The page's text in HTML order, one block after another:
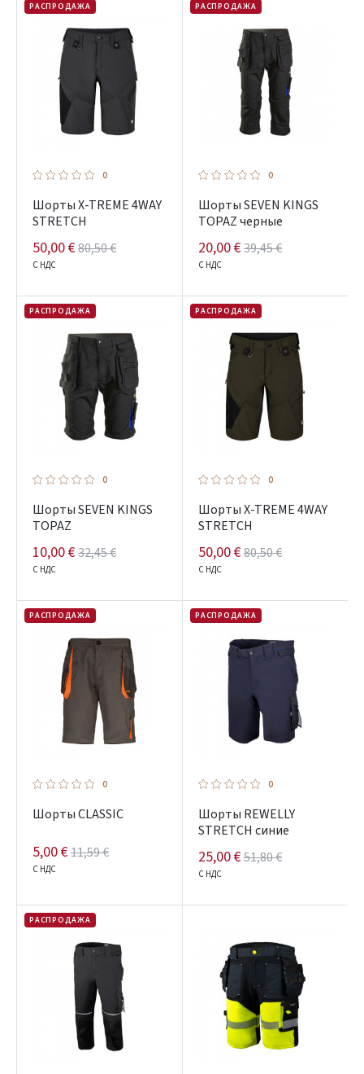
РАСПРОДАЖА
0
Шорты X-TREME 4WAY
STRETCH
50,00 €80,50 €
С НДС
РАСПРОДАЖА
0
Шорты SEVEN KINGS
TOPAZ черные
20,00 €39,45 €
С НДС
РАСПРОДАЖА
0
Шорты SEVEN KINGS
TOPAZ
10,00 €32,45 €
С НДС
РАСПРОДАЖА
0
Шорты X-TREME 4WAY
STRETCH
50,00 €80,50 €
С НДС
РАСПРОДАЖА
0
Шорты CLASSIC
5,00 €11,59 €
С НДС
РАСПРОДАЖА
0
Шорты REWELLY
STRETCH синие
25,00 €51,80 €
С НДС
РАСПРОДАЖА